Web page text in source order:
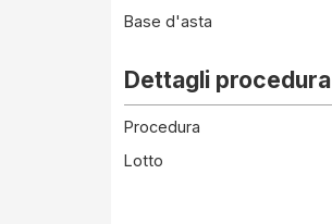
Base d'asta
Dettagli procedura
Procedura
Lotto